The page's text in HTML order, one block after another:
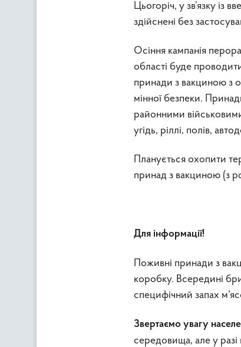
Цьогоріч, у зв’язку із
здійснені без
Осіння кампанія
області буде
принади з вакциною з
мінної безпеки.
районними
угідь, ріллі, полів,
Планується охопити
принад з вакциною (з
Для інформації!
Поживні принади з
коробку. Всередині
специфічний запах
Звертаємо увагу
середовища, але у разі